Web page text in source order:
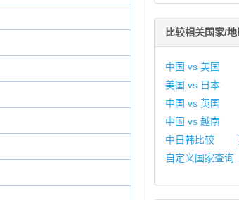
比较相关国家/
中国 vs 美国
美国 vs 日本
中国 vs 英国
中国 vs 越南
中日韩比较
自定义国家查询...